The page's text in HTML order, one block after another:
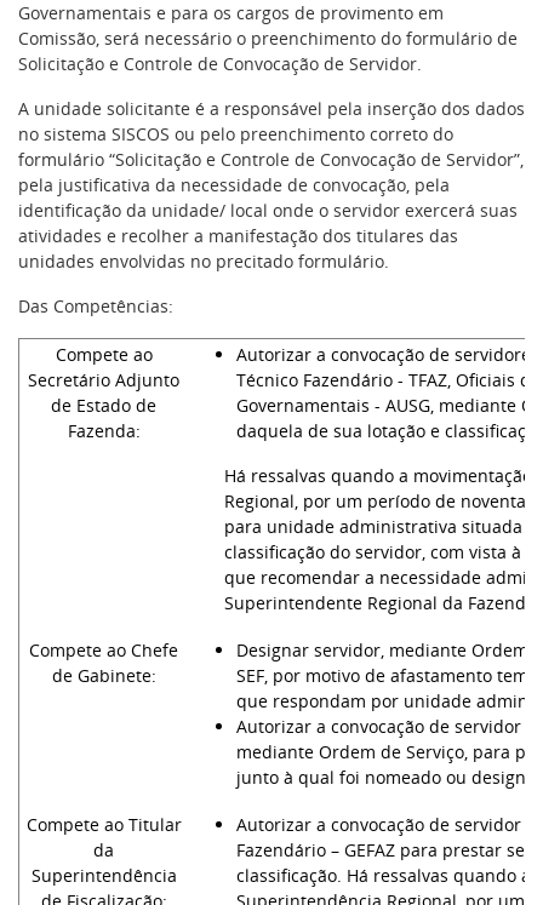
Governamentais e para os cargos de provimento em
Comissão, será necessário o preenchimento do formulário de
Solicitação e Controle de Convocação de Servidor.
A unidade solicitante é a responsável pela inserção dos dados
no sistema SISCOS ou pelo preenchimento correto do
formulário “Solicitação e Controle de Convocação de Servidor”,
pela justificativa da necessidade de convocação, pela
identificação da unidade/ local onde o servidor exercerá suas
atividades e recolher a manifestação dos titulares das
unidades envolvidas no precitado formulário.
Das Competências:
Compete ao
Secretário Adjunto
de Estado de
Fazenda:
Autorizar a convocação de
Técnico Fazendário - TFAZ, Oficiais
Governamentais - AUSG, mediante
daquela de sua lotação e
Há ressalvas quando a
Regional, por um período de noventa
para unidade administrativa situada
classificação do servidor, com vista à
que recomendar a necessidade
Superintendente Regional da Fazenda.
Compete ao Chefe
de Gabinete:
Designar servidor, mediante Ordem
SEF, por motivo de afastamento
que respondam por unidade
Autorizar a convocação de servidor
mediante Ordem de Serviço, para
junto à qual foi nomeado ou
Compete ao Titular
da
Superintendência
Autorizar a convocação de servidor
Fazendário – GEFAZ para prestar
classificação. Há ressalvas quando